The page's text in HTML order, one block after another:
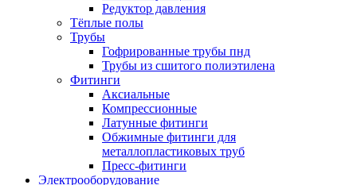
Редуктор давления
Тёплые полы
Трубы
Гофрированные трубы пнд
Трубы из сшитого полиэтилена
Фитинги
Аксиальные
Компрессионные
Латунные фитинги
Обжимные фитинги для
металлопластиковых труб
Пресс-фитинги
Электрооборудование